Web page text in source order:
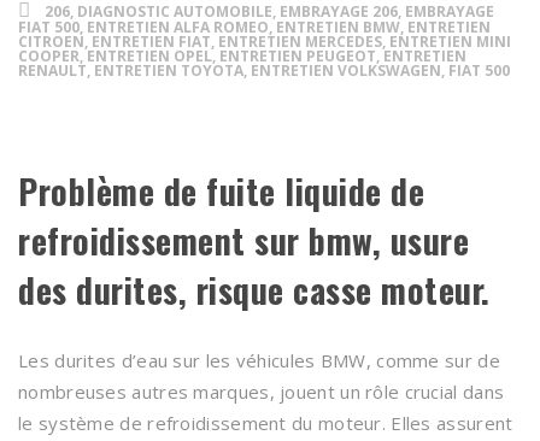
206, DIAGNOSTIC AUTOMOBILE, EMBRAYAGE 206, EMBRAYAGE
FIAT 500, ENTRETIEN ALFA ROMEO, ENTRETIEN BMW, ENTRETIEN
CITROEN, ENTRETIEN FIAT, ENTRETIEN MERCEDES, ENTRETIEN MINI
COOPER, ENTRETIEN OPEL, ENTRETIEN PEUGEOT, ENTRETIEN
RENAULT, ENTRETIEN TOYOTA, ENTRETIEN VOLKSWAGEN, FIAT 500
Problème de fuite liquide de
refroidissement sur bmw, usure
des durites, risque casse moteur.
Les durites d’eau sur les véhicules BMW, comme sur de
nombreuses autres marques, jouent un rôle crucial dans
le système de refroidissement du moteur. Elles assurent